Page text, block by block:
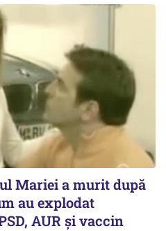
Mariei a murit după
au explodat
AUR și vaccin